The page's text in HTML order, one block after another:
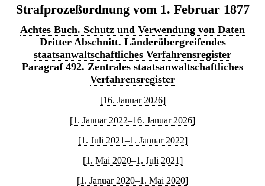
Strafprozeßordnung vom 1. Februar 1877
Achtes Buch. Schutz und Verwendung von Daten
Dritter Abschnitt. Länderübergreifendes
staatsanwaltschaftliches Verfahrensregister
Paragraf 492. Zentrales staatsanwaltschaftliches
Verfahrensregister
[16. Januar 2026]
[1. Januar 2022–16. Januar 2026]
[1. Juli 2021–1. Januar 2022]
[1. Mai 2020–1. Juli 2021]
[1. Januar 2020–1. Mai 2020]